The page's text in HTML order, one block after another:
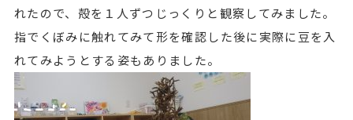
れたので、殻を１人ずつじっくりと観察してみました。
指でくぼみに触れてみて形を確認した後に実際に豆を入
れてみようとする姿もありました。